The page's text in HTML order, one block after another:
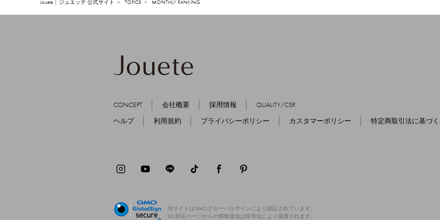
Jouete | ジュエッテ 公式サイト TOPICS MONTHLY RANKING
CONCEPT 会社概要 採用情報
QUALITY/CSR
ヘルプ
利用規約 プライバシーポリシー カスタマーポリシー 特定商取引法に基づ
当サイトはGMOグローバルサインにより認証されています。
SSL対応ページからの情報送信は暗号化により保護されます。